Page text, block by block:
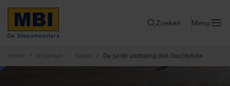
Zoeken Menu
Home / Projecten / Gevel / De juiste uitstraling met GeoStylistix